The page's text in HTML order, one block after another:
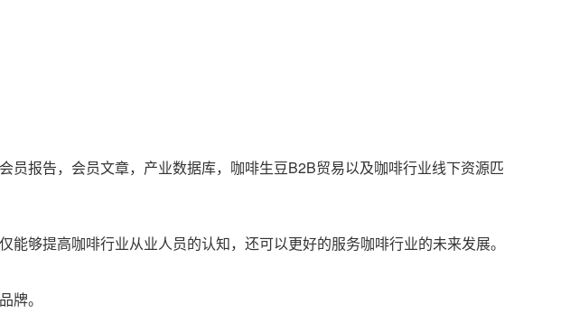
报告，会员文章，产业数据库，咖啡生豆B2B贸易以及咖啡行业线下资源匹
够提高咖啡行业从业人员的认知，还可以更好的服务咖啡行业的未来发展。
牌。